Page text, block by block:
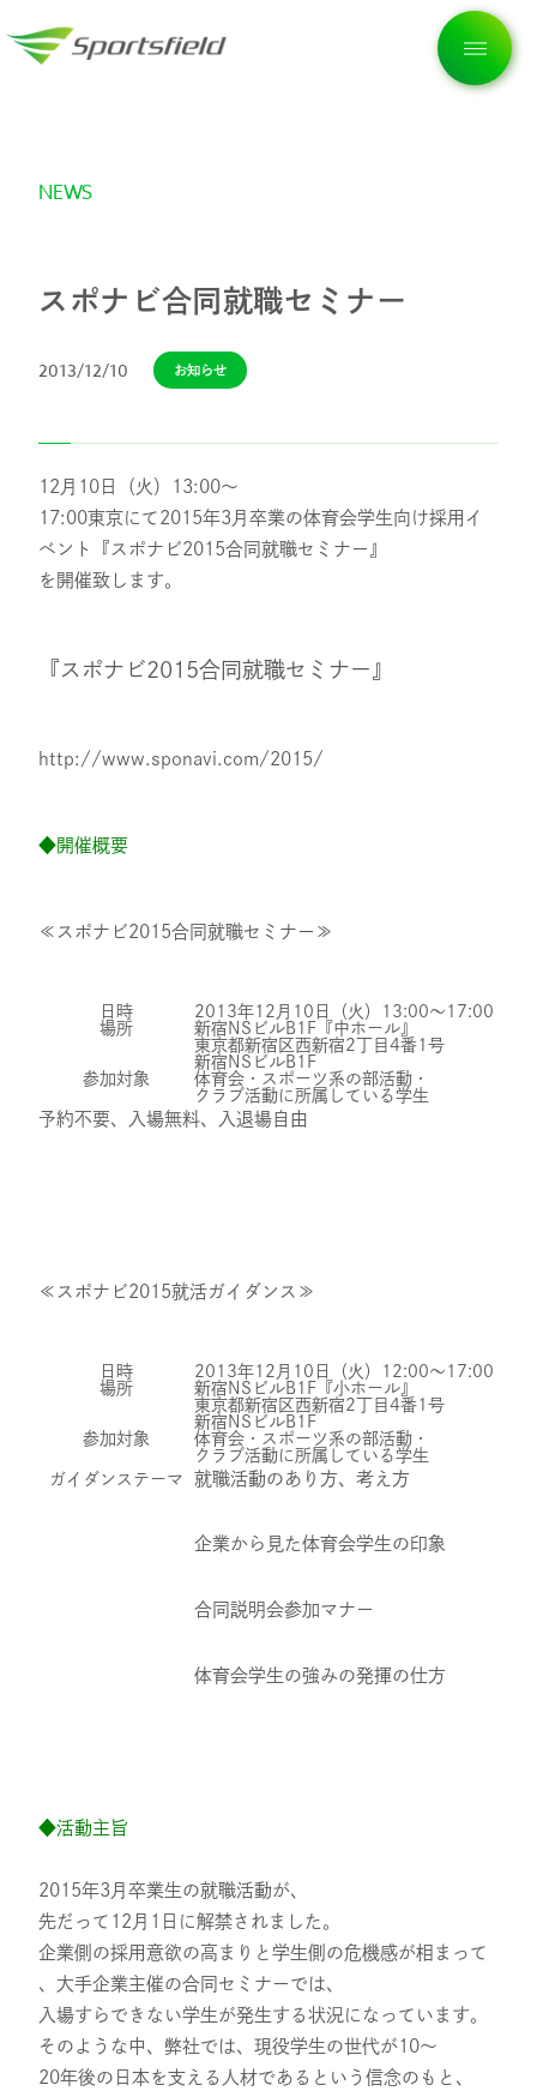
企業情報
採用情報
IR
調査レポート
社会・CSR
サイトマップ
Copyright 2023 SportsField Co Ltd.All
Right Reserved
NEWS
スポナビ合同就職セミナー
2013/12/10 お知らせ
12月10日（火）13:00～
17:00東京にて2015年3月卒業の体育会学生向け採用イ
ベント『スポナビ2015合同就職セミナー』
を開催致します。
『スポナビ2015合同就職セミナー』
http://www.sponavi.com/2015/
◆開催概要
≪スポナビ2015合同就職セミナー≫
日時
2013年12月10日（火）13:00～17:00
場所
新宿NSビルB1F『中ホール』
東京都新宿区西新宿2丁目4番1号
新宿NSビルB1F
参加対象
体育会・スポーツ系の部活動・
クラブ活動に所属している学生
予約不要、入場無料、入退場自由
≪スポナビ2015就活ガイダンス≫
日時
2013年12月10日（火）12:00～17:00
場所
新宿NSビルB1F『小ホール』
東京都新宿区西新宿2丁目4番1号
新宿NSビルB1F
参加対象
体育会・スポーツ系の部活動・
クラブ活動に所属している学生
ガイダンステーマ
就職活動のあり方、考え方
企業から見た体育会学生の印象
合同説明会参加マナー
体育会学生の強みの発揮の仕方
◆活動主旨
2015年3月卒業生の就職活動が、
先だって12月1日に解禁されました。
企業側の採用意欲の高まりと学生側の危機感が相まって
、大手企業主催の合同セミナーでは、
入場すらできない学生が発生する状況になっています。
そのような中、弊社では、現役学生の世代が10～
20年後の日本を支える人材であるという信念のもと、